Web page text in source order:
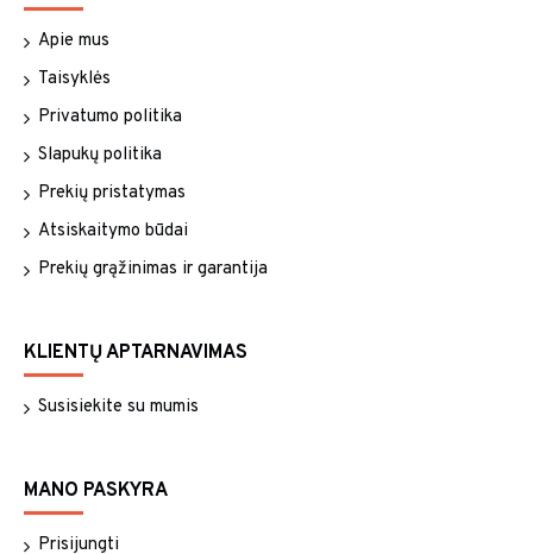
Apie mus
Taisyklės
Privatumo politika
Slapukų politika
Prekių pristatymas
Atsiskaitymo būdai
Prekių grąžinimas ir garantija
KLIENTŲ APTARNAVIMAS
Susisiekite su mumis
MANO PASKYRA
Prisijungti